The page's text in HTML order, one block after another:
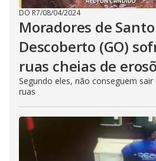
DO R7/08/04/2024
Moradores de
Descoberto (GO)
ruas cheias de
Segundo eles, não conseguem
ruas